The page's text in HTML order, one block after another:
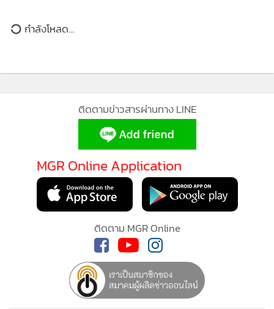
สภ.บ่อผุด ดำเนินคดีต่อไป
กำลังโหลด...
ติดตามข่าวสารผ่านทาง LINE
MGR Online Application
ติดตาม MGR Online